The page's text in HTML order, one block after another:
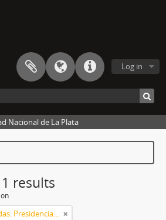
Log in
Nacional de La Plata
results
Mesa General de Entradas. Presidencia UNLP